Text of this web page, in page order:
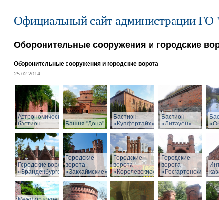
Официальный сайт администрации ГО
Оборонительные сооружения и городские
Оборонительные сооружения и городские ворота
25.02.2014
Астрономический
бастион
Башня "Дона"
Бастион
«Купфертайх»
Бастион
«Литауен»
Городские ворота
«Бранденбургские»
Городские
ворота
«Закхаймские»
Городские
ворота
«Королевские»
Городские
ворота
«Росгартенские»